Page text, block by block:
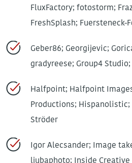
FluxFactory; fotostorm;
FreshSplash; Fuersteneck-
Geber86; Georgijevic;
gradyreese; Group4
Halfpoint; Halfpoint
Productions; Hispanolistic;
Ströder
Igor Alecsander; Image
ljubaphoto; Inside Creative